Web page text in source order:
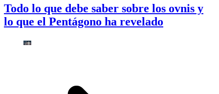
Todo lo que debe saber sobre los ovnis y
lo que el Pentágono ha revelado